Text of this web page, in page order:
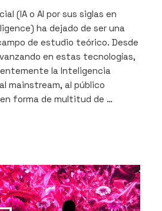
(IA o AI por sus siglas en
ha dejado de ser una
de estudio teórico. Desde
en estas tecnologías,
la Inteligencia
mainstream, al público
forma de multitud de …